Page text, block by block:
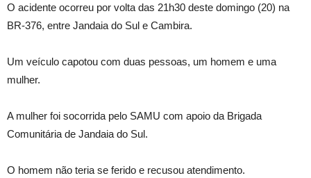
O acidente ocorreu por volta das 21h30 deste domingo (20) na
BR-376, entre Jandaia do Sul e Cambira.
Um veículo capotou com duas pessoas, um homem e uma
mulher.
A mulher foi socorrida pelo SAMU com apoio da Brigada
Comunitária de Jandaia do Sul.
O homem não teria se ferido e recusou atendimento.